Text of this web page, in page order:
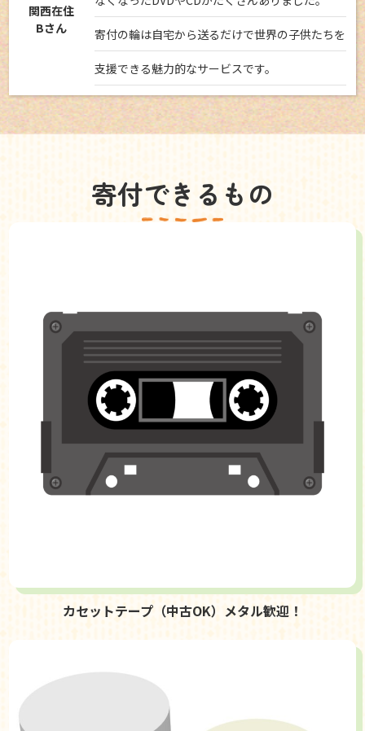
関西在住
Bさん
寄付の輪は自宅から送るだけで世界の子供たちを
支援できる魅力的なサービスです。
寄付できるもの
カセットテープ（中古OK）メタル歓迎！